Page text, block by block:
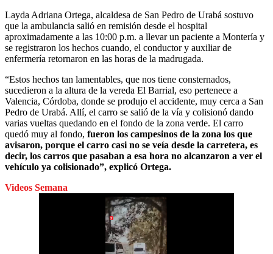
Layda Adriana Ortega, alcaldesa de San Pedro de Urabá sostuvo
que la ambulancia salió en remisión desde el hospital
aproximadamente a las 10:00 p.m. a llevar un paciente a Montería y
se registraron los hechos cuando, el conductor y auxiliar de
enfermería retornaron en las horas de la madrugada.
“Estos hechos tan lamentables, que nos tiene consternados,
sucedieron a la altura de la vereda El Barrial, eso pertenece a
Valencia, Córdoba, donde se produjo el accidente, muy cerca a San
Pedro de Urabá. Allí, el carro se salió de la vía y colisionó dando
varias vueltas quedando en el fondo de la zona verde. El carro
quedó muy al fondo, fueron los campesinos de la zona los que
avisaron, porque el carro casi no se veía desde la carretera, es
decir, los carros que pasaban a esa hora no alcanzaron a ver el
vehículo ya colisionado”, explicó Ortega.
Videos Semana